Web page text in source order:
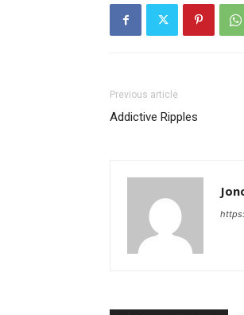
Previous article
Addictive Ripples